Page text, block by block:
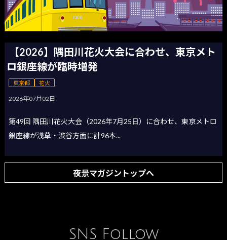
【2026】隅田川花火大会に合わせ、東京メト
ロ銀座線が臨時増発
東京都 花火
2026年07月02日
第49回 隅田川花火大会（2026年7月25日）に合わせ、東京メトロ
銀座線が浅草・渋谷方面に計96本...
夜景マガジントップへ
SNS Follow